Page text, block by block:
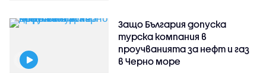
Защо България допуска
турска компания в
проучванията за нефт и газ
в Черно море